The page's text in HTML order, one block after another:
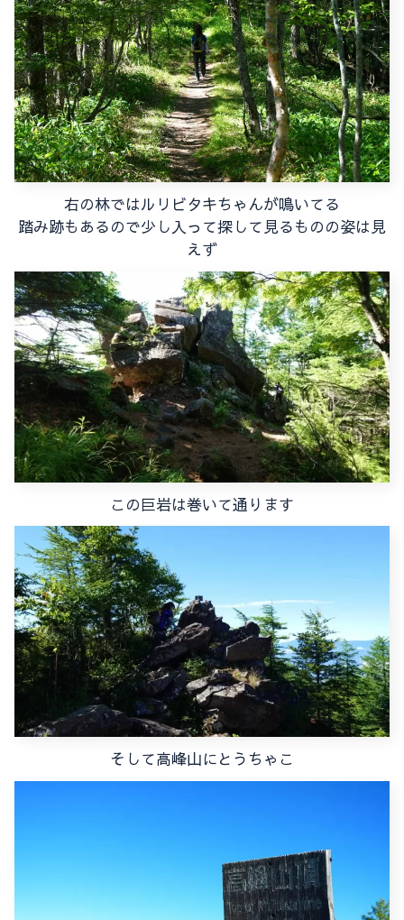
右の林ではルリビタキちゃんが鳴いてる
踏み跡もあるので少し入って探して見るものの姿は見
えず
この巨岩は巻いて通ります
そして高峰山にとうちゃこ